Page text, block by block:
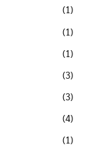
(1)
(1)
(1)
(3)
(3)
(4)
(1)